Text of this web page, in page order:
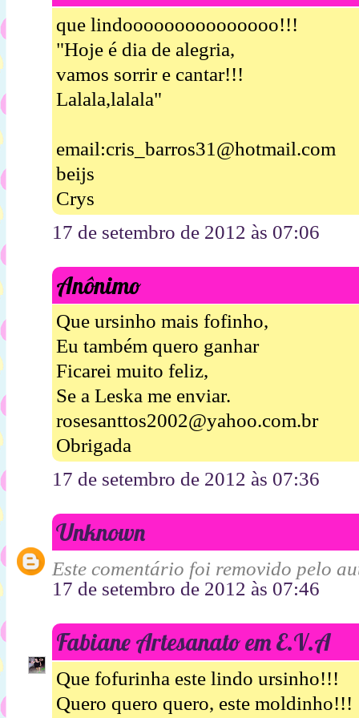
que lindooooooooooooooo!!!
"Hoje é dia de alegria,
vamos sorrir e cantar!!!
Lalala,lalala"
email:cris_barros31@hotmail.com
beijs
Crys
17 de setembro de 2012 às 07:06
Anônimo
Que ursinho mais fofinho,
Eu também quero ganhar
Ficarei muito feliz,
Se a Leska me enviar.
rosesanttos2002@yahoo.com.br
Obrigada
17 de setembro de 2012 às 07:36
Unknown
Este comentário foi removido pelo
17 de setembro de 2012 às 07:46
Fabiane Artesanato em E.V.A
Que fofurinha este lindo ursinho!!!
Quero quero quero, este moldinho!!!